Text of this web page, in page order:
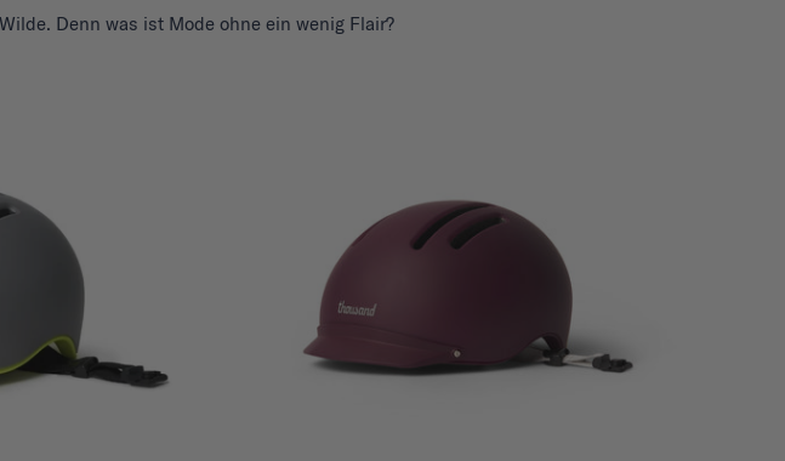
Denn was ist Mode ohne ein wenig Flair?